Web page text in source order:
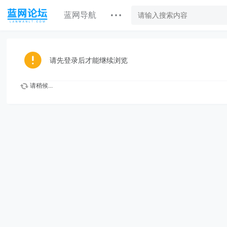
蓝网导航
请先登录后才能继续浏览
请稍候...